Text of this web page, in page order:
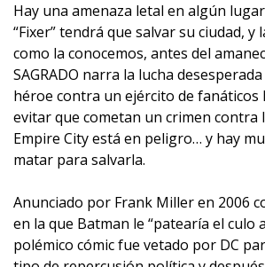
Hay una amenaza letal en algún
“Fixer” tendrá que salvar su ciudad, y
como la conocemos, antes del
SAGRADO narra la lucha
héroe contra un ejército de fanáticos
evitar que cometan un crimen contra
Empire City está en peligro… y hay
matar para salvarla.
Anunciado por Frank Miller en 2006
en la que Batman le “patearía el culo
polémico cómic fue vetado por DC